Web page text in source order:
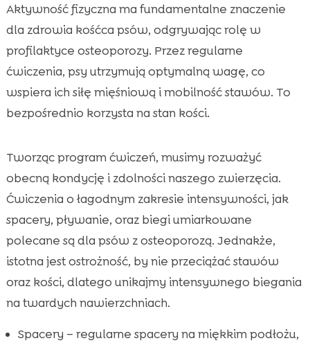
Aktywność fizyczna ma fundamentalne znaczenie
dla zdrowia kośćca psów, odgrywając rolę w
profilaktyce osteoporozy. Przez regularne
ćwiczenia, psy utrzymują optymalną wagę, co
wspiera ich siłę mięśniową i mobilność stawów. To
bezpośrednio korzysta na stan kości.
Tworząc program ćwiczeń, musimy rozważyć
obecną kondycję i zdolności naszego zwierzęcia.
Ćwiczenia o łagodnym zakresie intensywności, jak
spacery, pływanie, oraz biegi umiarkowane
polecane są dla psów z osteoporozą. Jednakże,
istotna jest ostrożność, by nie przeciążać stawów
oraz kości, dlatego unikajmy intensywnego biegania
na twardych nawierzchniach.
Spacery – regularne spacery na miękkim podłożu,